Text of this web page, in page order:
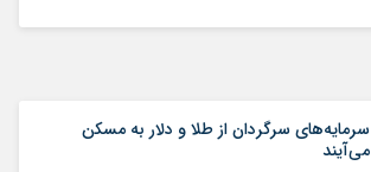
سرمایه‌های سرگردان از طلا و دلار به مسکن
می‌آیند